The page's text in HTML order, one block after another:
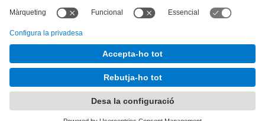
Comissions del Consell Social
Desenvolupat amb